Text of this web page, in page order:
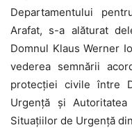
Departamentului
Arafat, s-a alăturat
Domnul Klaus Werner
vederea semnării
protecției civile între
Urgență și Autoritatea
Situațiilor de Urgență